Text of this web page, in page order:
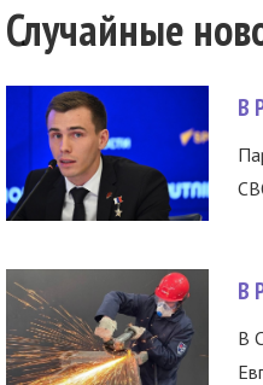
Случайные
В
В
В